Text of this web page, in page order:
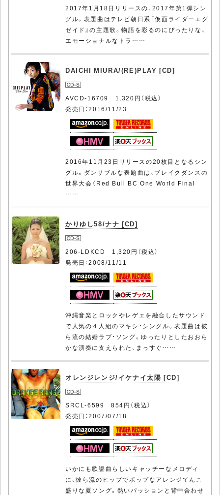
2017年1月18日リリースの、2017年第1弾シン
グル。表題曲はテレビ朝日系『仮面ライダーエグ
ゼイド』の主題歌。物語を彩るのにぴったりな、
エモーショナルなトラ……
DAICHI MIURA/(RE)PLAY [CD]
AVCD-16709 1,320円（税込）
発売日：2016/11/23
2016年11月23日リリースの20枚目となるシン
グル。ダンサブルな表題曲は、ブレイクダンスの
世界大会〈Red Bull BC One World Final
……
かりゆし58/ナナ [CD]
206-LDKCD 1,320円（税込）
発売日：2008/11/11
沖縄音楽とロックやレゲエを融合したサウンド
で人気の４人組のマキシ・シングル。表題曲は彼
ら流の結婚ラブ・ソング。ゆったりとしたおおら
かな演奏に支えられた、まっすぐ……
オレンジレンジ/イケナイ太陽 [CD]
SRCL-6599 854円（税込）
発売日：2007/07/18
いかにも歌謡曲らしいキャッチーなメロディ
に、彼ら流のヒップでポップなアレンジてんこ
盛りな夏ソング。熱いパッションと背中合わせ